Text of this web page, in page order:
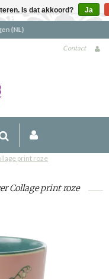
boven €90 (NL)
Contact
print roze
Collage print roze
Is dat akkoord? Ja